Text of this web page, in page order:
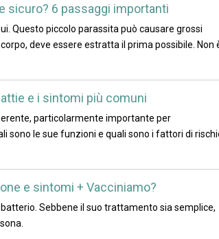
sicuro? 6 passaggi importanti
Questo piccolo parassita può causare grossi
deve essere estratta il prima possibile. Non
e i sintomi più comuni
particolarmente importante per
sono le sue funzioni e quali sono i fattori di
e sintomi + Vacciniamo?
Sebbene il suo trattamento sia semplice,